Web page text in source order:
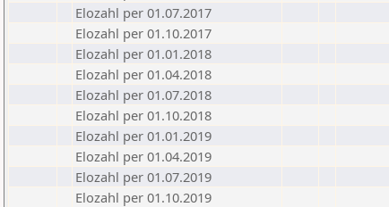
Elozahl per 01.07.2017
Elozahl per 01.10.2017
Elozahl per 01.01.2018
Elozahl per 01.04.2018
Elozahl per 01.07.2018
Elozahl per 01.10.2018
Elozahl per 01.01.2019
Elozahl per 01.04.2019
Elozahl per 01.07.2019
Elozahl per 01.10.2019